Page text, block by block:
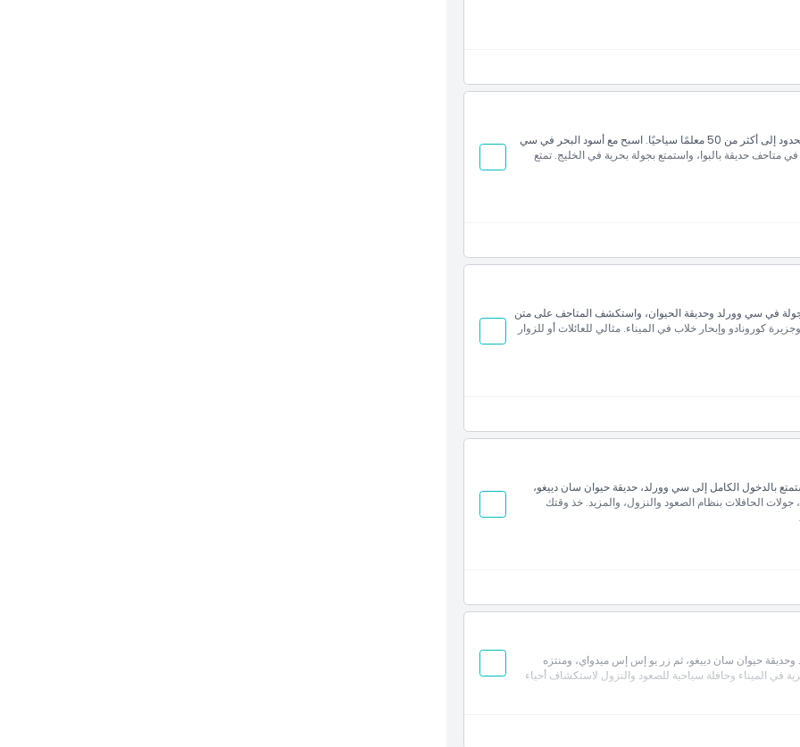
استمتع بأفضل ما في سان دييغو خلال ثلاثة أيام مع وصول غير محدود إلى أكثر من 50 معلمًا سياحيًا. اسبح مع أسود البحر في سي
حديقة بالبوا، واستمتع بجولة بحرية في الخليج. تمتع
سان دييغو، مغامرات القارب السريع، أو تذكرة جولة ترام
دييغو مع بطاقة شاملة لمدة 5 أيام. قم بجولة في سي وورلد وحديقة الحيوان، واستكشف المتاحف على متن
كورونادو وإبحار خلاب في الميناء. مثالي للعائلات أو للزوار
سي وورلد سان دييغو، مغامرات القوارب السريعة، أو تذكرة
دييغو المثالية مع باقة شاملة لمدة 7 أيام. استمتع بالدخول الكامل إلى سي وورلد، حديقة حيوان سان دييغو،
الحافلات بنظام الصعود والنزول، والمزيد. خذ وقتك
سان دييغو، مغامرات القارب السريع، أو تذكرة جولة
ابدأ بزيارة سي وورلد وحديقة حيوان سان دييغو، ثم زر يو إس إس ميدواي، ومنتزه
في الميناء وحافلة سياحية للصعود والنزول لاستكشاف أحياء